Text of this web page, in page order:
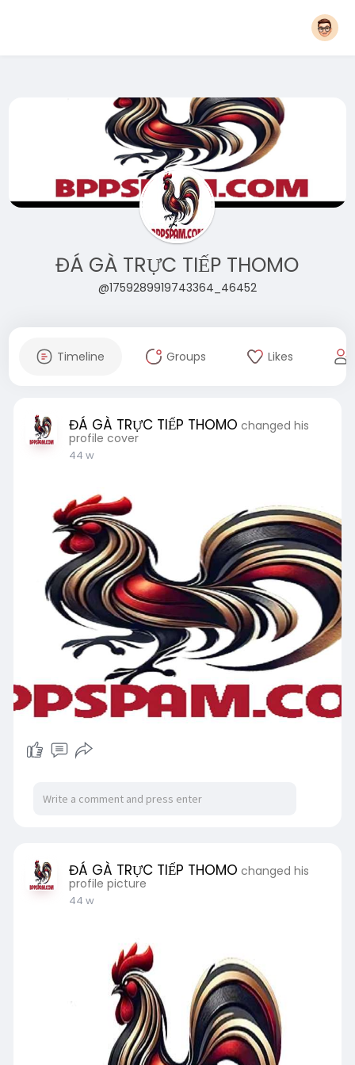
ĐÁ GÀ TRỰC TIẾP THOMO
@1759289919743364_46452
Timeline Groups Likes
ĐÁ GÀ TRỰC TIẾP THOMO changed his
profile cover
44 w
ĐÁ GÀ TRỰC TIẾP THOMO changed his
profile picture
44 w